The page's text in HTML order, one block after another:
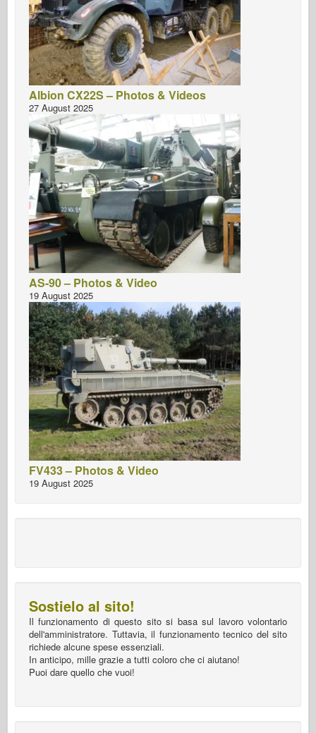
Albion CX22S – Photos & Videos
27 August 2025
AS-90 – Photos & Video
19 August 2025
FV433 – Photos & Video
19 August 2025
Sostielo al sito!
Il funzionamento di questo sito si basa sul lavoro volontario
dell'amministratore. Tuttavia, il funzionamento tecnico del sito
richiede alcune spese essenziali.
In anticipo, mille grazie a tutti coloro che ci aiutano!
Puoi dare quello che vuoi!